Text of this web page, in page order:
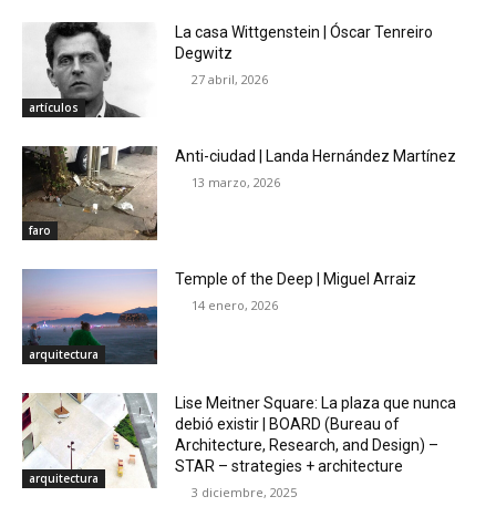
artículos
La casa Wittgenstein | Óscar Tenreiro
Degwitz
27 abril, 2026
faro
Anti-ciudad | Landa Hernández Martínez
13 marzo, 2026
arquitectura
Temple of the Deep | Miguel Arraiz
14 enero, 2026
arquitectura
Lise Meitner Square: La plaza que nunca
debió existir | BOARD (Bureau of
Architecture, Research, and Design) –
STAR – strategies + architecture
3 diciembre, 2025